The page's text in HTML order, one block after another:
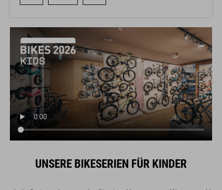
UNSERE BIKESERIEN FÜR KINDER